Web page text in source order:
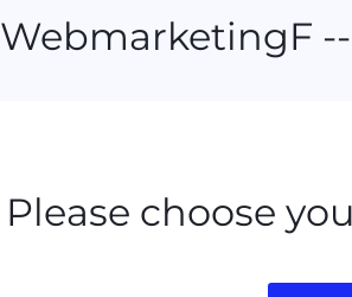
WebmarketingF
Please choose